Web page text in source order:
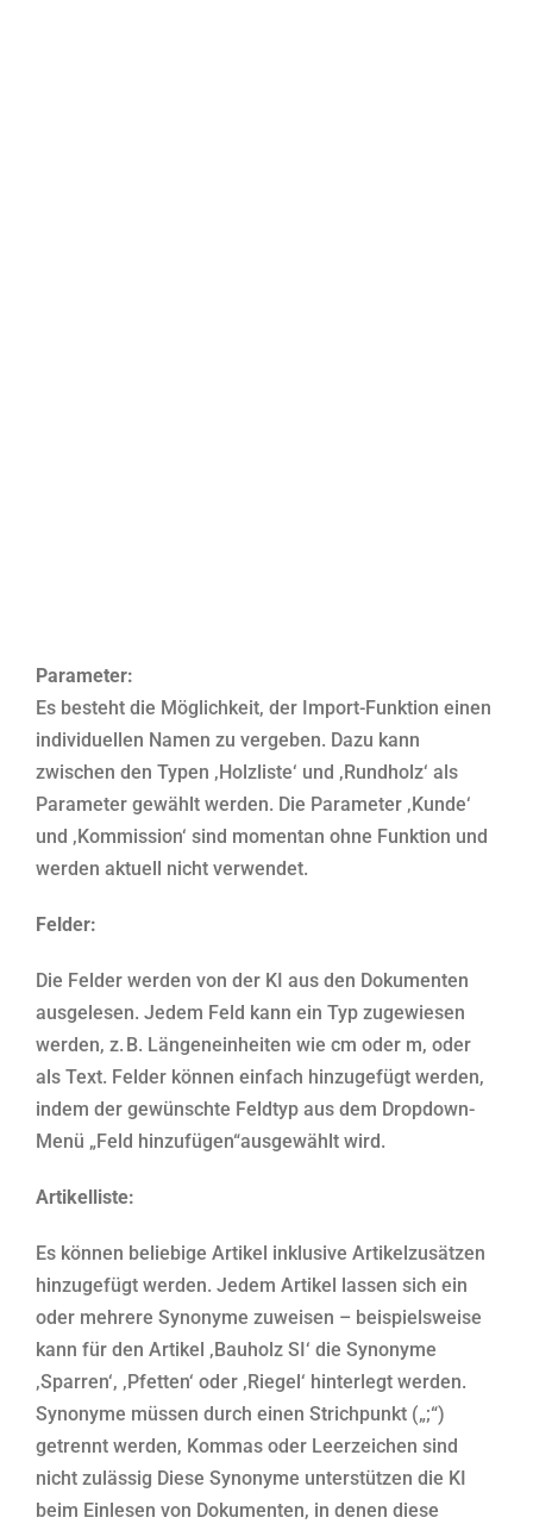
Parameter:
Es besteht die Möglichkeit, der Import-Funktion einen
individuellen Namen zu vergeben. Dazu kann
zwischen den Typen ‚Holzliste‘ und ‚Rundholz‘ als
Parameter gewählt werden. Die Parameter ‚Kunde‘
und ‚Kommission‘ sind momentan ohne Funktion und
werden aktuell nicht verwendet.
Felder:
Die Felder werden von der KI aus den Dokumenten
ausgelesen. Jedem Feld kann ein Typ zugewiesen
werden, z. B. Längeneinheiten wie cm oder m, oder
als Text. Felder können einfach hinzugefügt werden,
indem der gewünschte Feldtyp aus dem Dropdown-
Menü „Feld hinzufügen“ausgewählt wird.
Artikelliste:
Es können beliebige Artikel inklusive Artikelzusätzen
hinzugefügt werden. Jedem Artikel lassen sich ein
oder mehrere Synonyme zuweisen – beispielsweise
kann für den Artikel ‚Bauholz SI‘ die Synonyme
‚Sparren‘, ‚Pfetten‘ oder ‚Riegel‘ hinterlegt werden.
Synonyme müssen durch einen Strichpunkt („;“)
getrennt werden, Kommas oder Leerzeichen sind
nicht zulässig Diese Synonyme unterstützen die KI
beim Einlesen von Dokumenten, in denen diese